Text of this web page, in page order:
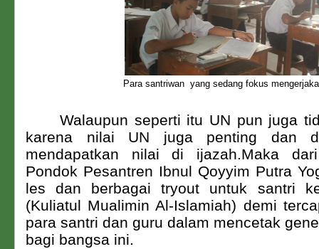
Para santriwan yang sedang fokus
Walaupun seperti itu UN pun juga
karena nilai UN juga penting dan
mendapatkan nilai di ijazah.Maka
Pondok Pesantren Ibnul Qoyyim Putra
les dan berbagai tryout untuk santri
(Kuliatul Mualimin Al-Islamiah) demi
para santri dan guru dalam mencetak
bagi bangsa ini.